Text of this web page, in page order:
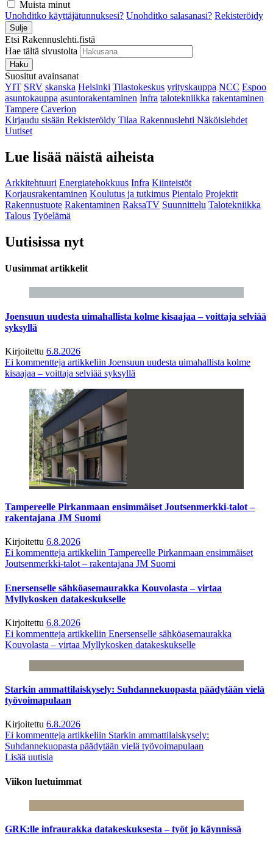
Muista minut
Unohditko käyttäjätunnuksesi? Unohditko salasanasi? Rekisteröidy
Sulje
Etsi Rakennuslehti.fistä
Hae tältä sivustolta
Haku
Suositut avainsanat
YIT SRV skanska Helsinki Tilastokeskus yrityskauppa NCC Espoo
asuntokauppa asuntorakentaminen Infra talotekniikka rakentaminen
Tampere Caverion
Kirjaudu sisään Rekisteröidy Tilaa Rakennuslehti Näköislehdet
Uutiset
Lue lisää näistä aiheista
Arkkitehtuuri Energiatehokkuus Infra Kiinteistöt
Korjausrakentaminen Koulutus ja tutkimus Pientalo Projektit
Rakennustuote Rakentaminen RaksaTV Suunnittelu Talotekniikka
Talous Työelämä
Uutisissa nyt
Uusimmat artikkelit
Joensuun uudesta uimahallista kolme kisaajaa – voittaja selviää
syksyllä
Kirjoitettu 6.8.2026
Ei kommentteja artikkeliin Joensuun uudesta uimahallista kolme
kisaajaa – voittaja selviää syksyllä
Tampereelle Pirkanmaan ensimmäiset Joutsenmerkki-talot –
rakentajana JM Suomi
Kirjoitettu 6.8.2026
Ei kommentteja artikkeliin Tampereelle Pirkanmaan ensimmäiset
Joutsenmerkki-talot – rakentajana JM Suomi
Enersenselle sähköasemaurakka Kouvolasta – virtaa
Myllykosken datakeskukselle
Kirjoitettu 6.8.2026
Ei kommentteja artikkeliin Enersenselle sähköasemaurakka
Kouvolasta – virtaa Myllykosken datakeskukselle
Starkin ammattilaiskysely: Suhdannekuopasta päädytään vielä
työvoimapulaan
Kirjoitettu 6.8.2026
Ei kommentteja artikkeliin Starkin ammattilaiskysely:
Suhdannekuopasta päädytään vielä työvoimapulaan
Lisää uutisia
Viikon luetuimmat
GRK:lle infraurakka datakeskuksesta – työt jo käynnissä